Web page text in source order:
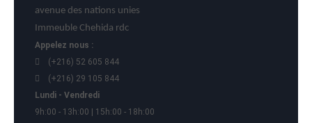
avenue des nations unies
Immeuble Chehida rdc
Appelez nous :
(+216) 52 605 844
(+216) 29 105 844
Lundi - Vendredi
9h:00 - 13h:00 | 15h:00 - 18h:00